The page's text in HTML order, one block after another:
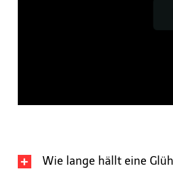
Wie lange hällt eine